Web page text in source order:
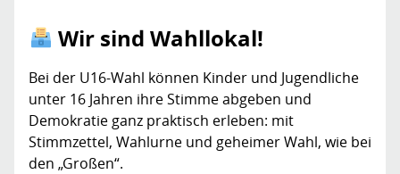
Wir sind Wahllokal!
Bei der U16-Wahl können Kinder und Jugendliche
unter 16 Jahren ihre Stimme abgeben und
Demokratie ganz praktisch erleben: mit
Stimmzettel, Wahlurne und geheimer Wahl, wie bei
den „Großen“.